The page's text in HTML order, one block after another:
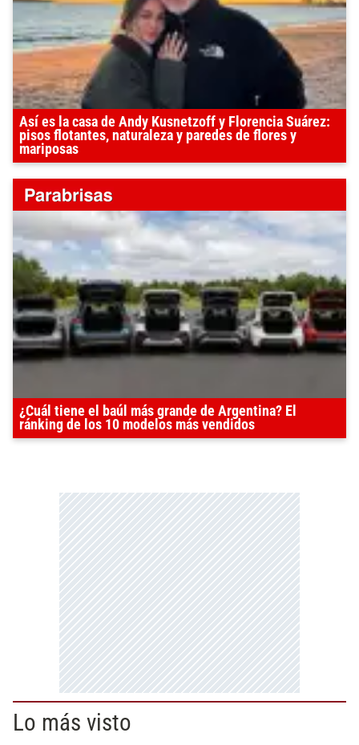
Así es la casa de Andy Kusnetzoff y Florencia Suárez:
pisos flotantes, naturaleza y paredes de flores y
mariposas
¿Cuál tiene el baúl más grande de Argentina? El
ránking de los 10 modelos más vendidos
Lo más visto